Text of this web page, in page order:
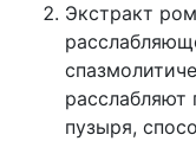
Экстракт
расслабляют
пузыря,